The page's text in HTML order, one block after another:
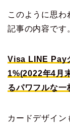
このように思わ
記事の内容です
Visa LINE Pay
1%(2022年4月
るパワフルな一
カードデザイン